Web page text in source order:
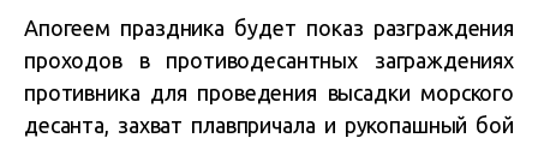
Апогеем праздника будет показ разграждения
проходов в противодесантных заграждениях
противника для проведения высадки морского
десанта, захват плавпричала и рукопашный бой